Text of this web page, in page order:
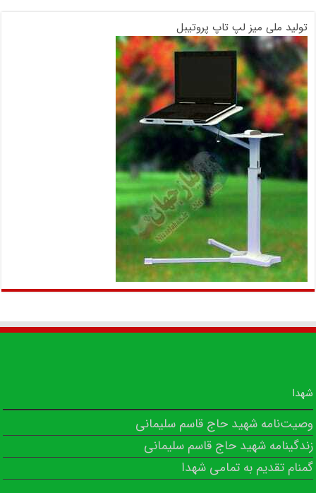
تولید ملی میز لپ تاپ پروتیبل
شهدا
وصیت‌نامه شهید حاج قاسم سلیمانی
زندگینامه شهید حاج قاسم سلیمانی
گمنام تقدیم به تمامی شهدا